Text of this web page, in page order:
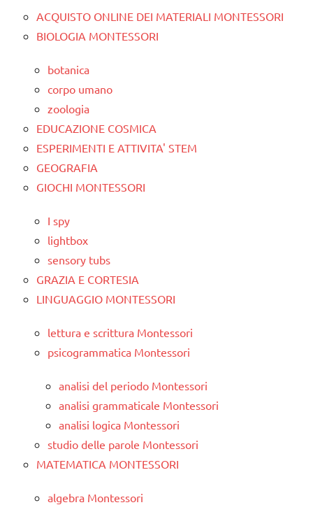
ACQUISTO ONLINE DEI MATERIALI MONTESSORI
BIOLOGIA MONTESSORI
botanica
corpo umano
zoologia
EDUCAZIONE COSMICA
ESPERIMENTI E ATTIVITA' STEM
GEOGRAFIA
GIOCHI MONTESSORI
I spy
lightbox
sensory tubs
GRAZIA E CORTESIA
LINGUAGGIO MONTESSORI
lettura e scrittura Montessori
psicogrammatica Montessori
analisi del periodo Montessori
analisi grammaticale Montessori
analisi logica Montessori
studio delle parole Montessori
MATEMATICA MONTESSORI
algebra Montessori